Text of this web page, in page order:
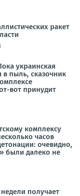
ракет
украинская
в пыль, сказочник
вот принудит
комплексу
часов
очевидно,
были далеко не
получает